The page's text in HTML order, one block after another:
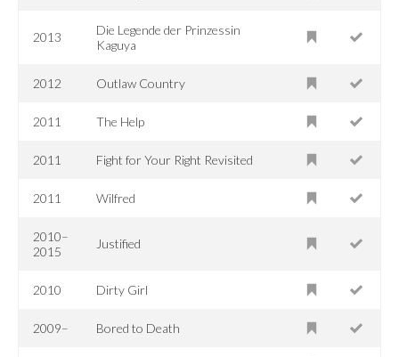
2013
Die Legende der Prinzessin
Kaguya
2012 Outlaw Country
2011 The Help
2011 Fight for Your Right Revisited
2011 Wilfred
2010–
2015
Justified
2010 Dirty Girl
2009– Bored to Death